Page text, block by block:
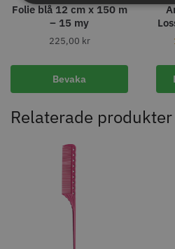
Folie blå 12 cm x 150 m
– 15 my
225,00 kr
Bevaka
Relaterade produkter
ml
119.00 kr
Info
STORSÄLJARE